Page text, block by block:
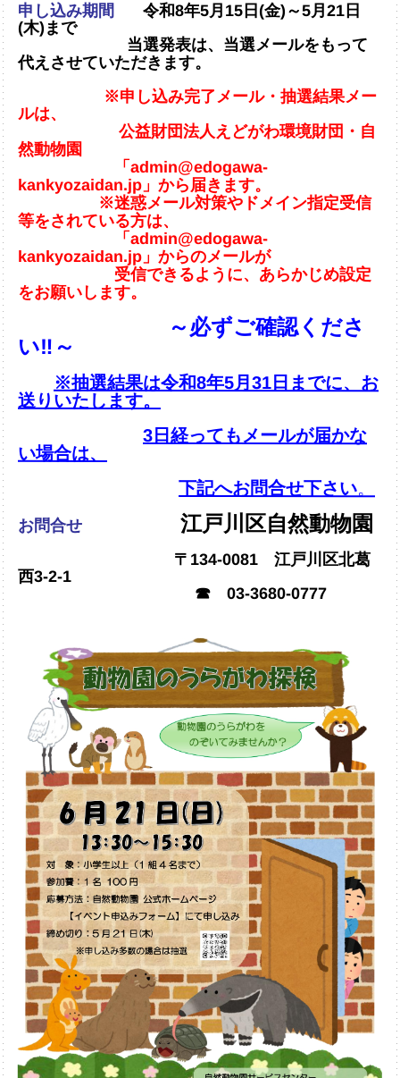
申し込み期間 令和8年5月15日(金)～5月21日
(木)まで
当選発表は、当選メールをもって
代えさせていただきます。
※申し込み完了メール・抽選結果メー
ルは、
公益財団法人えどがわ環境財団・自
然動物園
「admin@edogawa-
kankyozaidan.jp」から届きます。
※迷惑メール対策やドメイン指定受信
等をされている方は、
「admin@edogawa-
kankyozaidan.jp」からのメールが
受信できるように、あらかじめ設定
をお願いします。
～必ずご確認くださ
い‼～
※抽選結果は令和8年5月31日までに、お
送りいたします。
3日経ってもメールが届かな
い場合は、
下記へお問合せ下さい。
お問合せ 江戸川区自然動物園
〒134-0081 江戸川区北葛
西3-2-1
☎ 03-3680-0777